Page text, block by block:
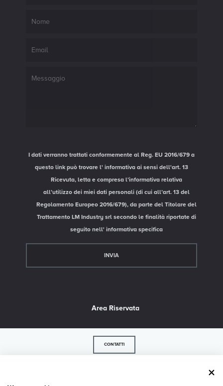
I dati verranno trattati conformemente al Reg. EU 2016/679 a
questo link può trovare l' informativa ai sensi dell'art. 13
Ricevuta, letta e compresa l’informativa relativa
all’utilizzo dei miei dati personali (di cui all’art. 13 del
Regolamento Europeo 2016/679), da parte del Titolare del
Trattamento LM Industry srl secondo le finalità riportate di
seguito nell' informativa specifica
Area Riservata
CONTATTI
© 2026 LM Industry srl - P.IVA 02739500243 - 36056 Belvedere di Tezze sul Brenta - VI -